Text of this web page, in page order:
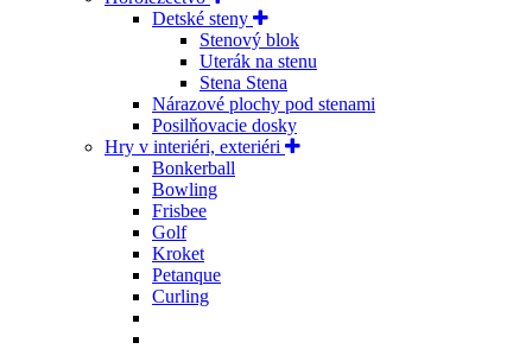
Detské steny
Stenový blok
Uterák na stenu
Stena Stena
Nárazové plochy pod stenami
Posilňovacie dosky
Hry v interiéri, exteriéri
Bonkerball
Bowling
Frisbee
Golf
Kroket
Petanque
Curling